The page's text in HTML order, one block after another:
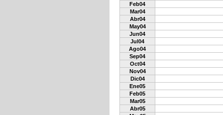
Feb04
Mar04
Abr04
May04
Jun04
Jul04
Ago04
Sep04
Oct04
Nov04
Dic04
Ene05
Feb05
Mar05
Abr05